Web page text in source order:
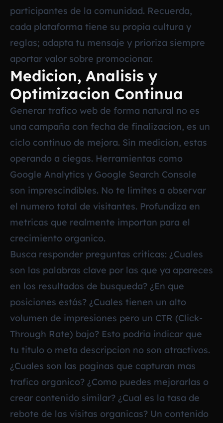
participantes de la comunidad. Recuerda,
cada plataforma tiene su propia cultura y
reglas; adapta tu mensaje y prioriza siempre
aportar valor sobre promocionar.
Medicion, Analisis y
Optimizacion Continua
Generar trafico web de forma natural no es
una campaña con fecha de finalizacion, es un
ciclo continuo de mejora. Sin medicion, estas
operando a ciegas. Herramientas como
Google Analytics y Google Search Console
son imprescindibles. No te limites a observar
el numero total de visitantes. Profundiza en
metricas que realmente importan para el
crecimiento organico.
Busca responder preguntas criticas: ¿Cuales
son las palabras clave por las que ya apareces
en los resultados de busqueda? ¿En que
posiciones estás? ¿Cuales tienen un alto
volumen de impresiones pero un CTR (Click-
Through Rate) bajo? Esto podria indicar que
tu titulo o meta descripcion no son atractivos.
¿Cuales son las paginas que capturan mas
trafico organico? ¿Como puedes mejorarlas o
crear contenido similar? ¿Cual es la tasa de
rebote de las visitas organicas? Un contenido